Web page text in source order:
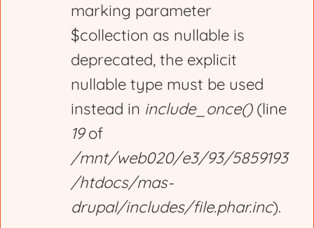
marking parameter
$collection as nullable is
deprecated, the explicit
nullable type must be used
instead in include_once()(line
19of
/mnt/web020/e3/93/5859193
/htdocs/mas-
drupal/includes/file.phar.inc).